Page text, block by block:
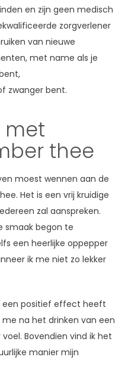
en zijn geen medisch
zorgverlener
van nieuwe
met name als je
zwanger bent.
met
thee
moest wennen aan de
Het is een vrij kruidige
zal aanspreken.
smaak begon te
een heerlijke oppepper
ik me niet zo lekker
een positief effect heeft
na het drinken van een
Bovendien vind ik het
manier mijn